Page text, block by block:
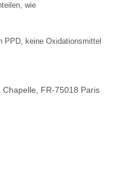
wie
PPD, keine Oxidationsmittel
FR-75018 Paris